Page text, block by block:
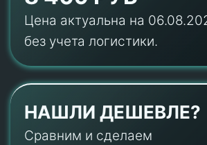
Цена актуальна на
без учета логистики.
НАШЛИ ДЕШЕВЛЕ?
Сравним и сделаем